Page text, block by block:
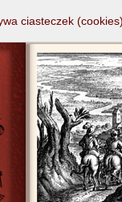
ciasteczek